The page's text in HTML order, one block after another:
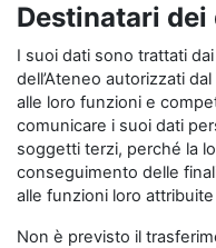
Destinatari dei
I suoi dati sono trattati
dell’Ateneo autorizzati
alle loro funzioni e
comunicare i suoi dati
soggetti terzi, perché la
conseguimento delle
alle funzioni loro
Non è previsto il